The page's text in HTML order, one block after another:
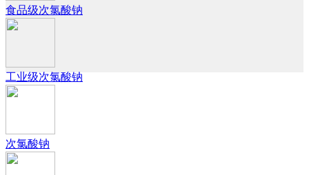
食品级次氯酸钠
工业级次氯酸钠
次氯酸钠